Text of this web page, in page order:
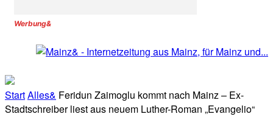
Werbung&
StartAlles& Feridun Zaimoglu kommt nach Mainz – Ex-
Stadtschreiber liest aus neuem Luther-Roman „Evangelio“